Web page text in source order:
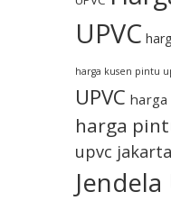
UPVC
harga kusen pintu
UPVC
harga
upvc jakarta
Jendela